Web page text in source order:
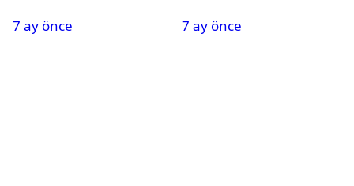
7 ay önce
Tatil
7 ay önce